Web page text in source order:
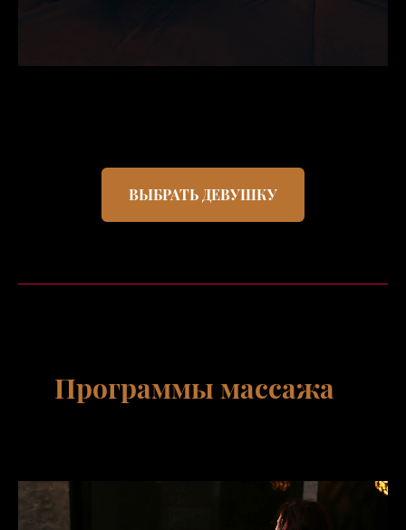
ВЫБРАТЬ ДЕВУШКУ
Программы массажа